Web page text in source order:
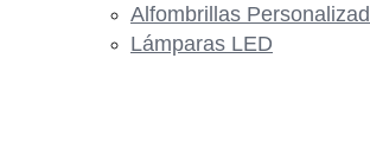
Alfombrillas
Lámparas LED